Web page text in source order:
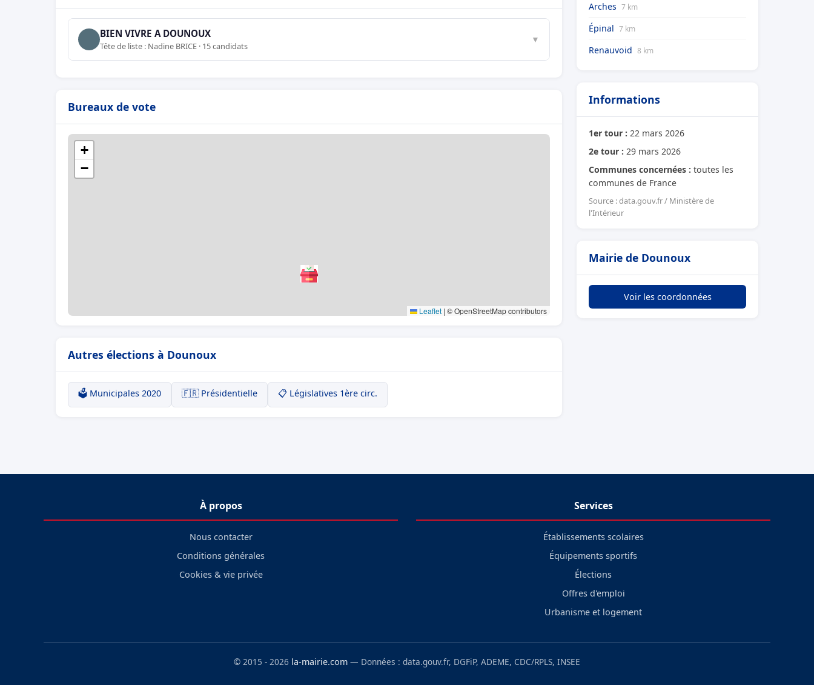
BIEN VIVRE A DOUNOUX
Tête de liste : Nadine BRICE · 15 candidats
▼
Bureaux de vote
+
−
Leaflet | © OpenStreetMap contributors
Autres élections à Dounoux
🗳️ Municipales 2020 🇫🇷 Présidentielle 📋 Législatives 1ère circ.
Arches 7 km
Épinal 7 km
Renauvoid 8 km
Informations
1er tour : 22 mars 2026
2e tour : 29 mars 2026
Communes concernées : toutes les
communes de France
Source : data.gouv.fr / Ministère de
l'Intérieur
Mairie de Dounoux
Voir les coordonnées
À propos
Nous contacter
Conditions générales
Cookies & vie privée
Services
Établissements scolaires
Équipements sportifs
Élections
Offres d'emploi
Urbanisme et logement
© 2015 - 2026 la-mairie.com — Données : data.gouv.fr, DGFiP, ADEME, CDC/RPLS, INSEE